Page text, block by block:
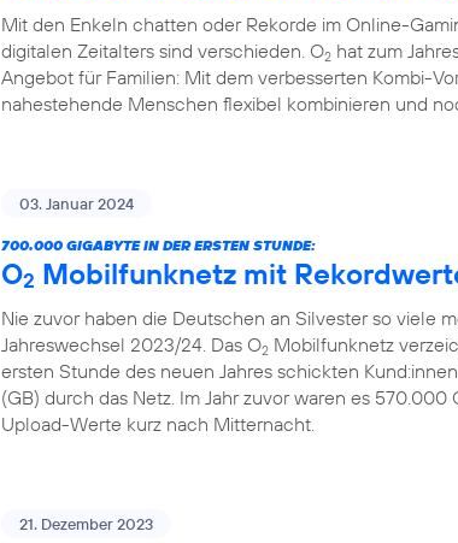
Mit den Enkeln chatten oder Rekorde im Online-
digitalen Zeitalters sind verschieden. O2 hat zum
Angebot für Familien: Mit dem verbesserten Kombi-
nahestehende Menschen flexibel kombinieren und
03. Januar 2024
700.000 GIGABYTE IN DER ERSTEN STUNDE:
O2 Mobilfunknetz mit
Nie zuvor haben die Deutschen an Silvester so viele
Jahreswechsel 2023/24. Das O2 Mobilfunknetz
ersten Stunde des neuen Jahres schickten
(GB) durch das Netz. Im Jahr zuvor waren es
Upload-Werte kurz nach Mitternacht.
21. Dezember 2023